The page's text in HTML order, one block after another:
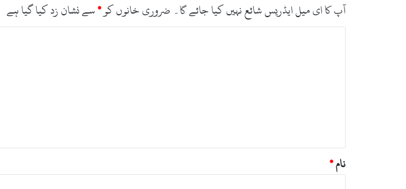
آپ کا ای میل ایڈریس شائع نہیں کیا جائے گا۔ ضروری خانوں کو*سے نشان زد کیا گیا ہے
نام*